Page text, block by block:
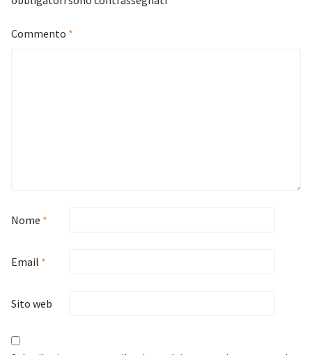
Commento *
Nome *
Email *
Sito web